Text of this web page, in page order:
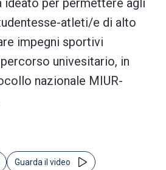
ideato per permettere agli
atleti/e di alto
impegni sportivi
univesitario, in
nazionale MIUR-
Guarda il video